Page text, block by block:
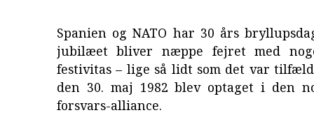
Spanien og NATO har 30 års
jubilæet bliver næppe fejret med
festivitas – lige så lidt som det var
den 30. maj 1982 blev optaget i den
forsvars-alliance.